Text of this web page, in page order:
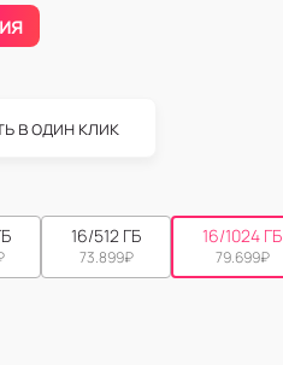
в один клик
16/512 ГБ
73.899₽
16/1024 ГБ
79.699₽